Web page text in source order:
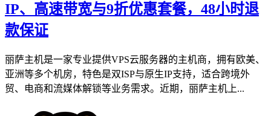
IP、高速带宽与9折优惠套餐，48小时退
款保证
丽萨主机是一家专业提供VPS云服务器的主机商，拥有欧美、
亚洲等多个机房，特色是双ISP与原生IP支持，适合跨境外
贸、电商和流媒体解锁等业务需求。近期，丽萨主机上...